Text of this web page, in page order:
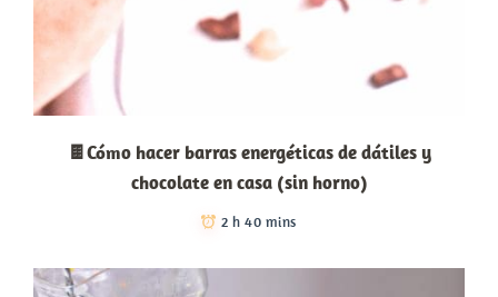
🍫Cómo hacer barras energéticas de dátiles y
chocolate en casa (sin horno)
2 h 40 mins